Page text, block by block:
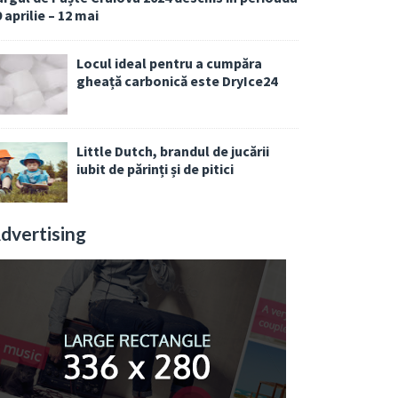
aprilie – 12 mai
Locul ideal pentru a cumpăra
gheață carbonică este DryIce24
Little Dutch, brandul de jucării
iubit de părinți și de pitici